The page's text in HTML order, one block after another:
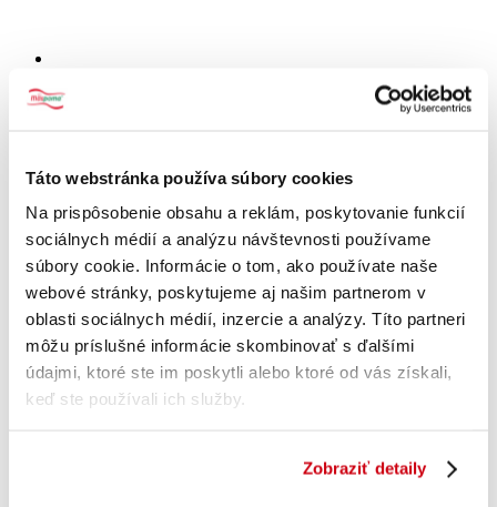
Táto webstránka používa súbory cookies
Na prispôsobenie obsahu a reklám, poskytovanie funkcií
sociálnych médií a analýzu návštevnosti používame
súbory cookie. Informácie o tom, ako používate naše
webové stránky, poskytujeme aj našim partnerom v
oblasti sociálnych médií, inzercie a analýzy. Títo partneri
môžu príslušné informácie skombinovať s ďalšími
údajmi, ktoré ste im poskytli alebo ktoré od vás získali,
keď ste používali ich služby.
Zobraziť detaily